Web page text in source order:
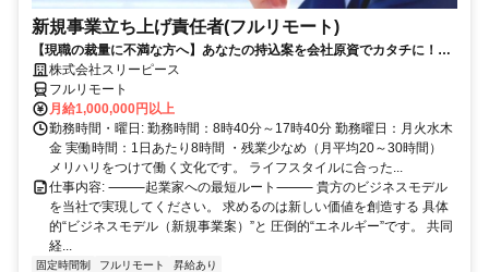
新規事業立ち上げ責任者(フルリモート)
【現職の裁量に不満な方へ】あなたの持込案を会社原資でカタチに！最
短6ヶ月で共同経営者の道へ
株式会社スリーピース
フルリモート
月給1,000,000円以上
勤務時間・曜日: 勤務時間：8時40分～17時40分 勤務曜日：月火水木
金 実働時間：1日あたり8時間 ・残業少なめ（月平均20～30時間）
メリハリをつけて働く文化です。 ライフスタイルに合った...
仕事内容: ⸻起業家への最短ルート⸻ 貴方のビジネスモデル
を当社で実現してください。 求めるのは新しい価値を創造する 具体
的“ビジネスモデル（新規事業案）”と 圧倒的“エネルギー”です。 共同
経...
固定時間制 フルリモート 昇給あり